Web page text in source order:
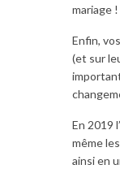
mariage !
Enfin,
(et sur
En 2019
même
ainsi en